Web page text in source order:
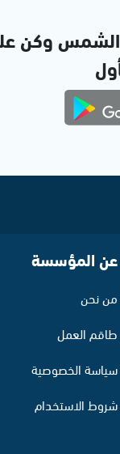
الشمس وكن
عن المؤسسة
من نحن
طاقم العمل
سياسة الخصوصية
شروط الاستخدام